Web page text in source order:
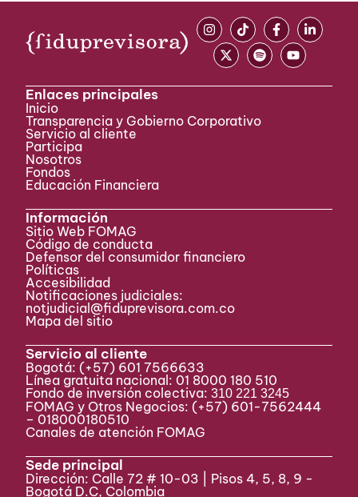
Enlaces principales
Inicio
Transparencia y Gobierno Corporativo
Servicio al cliente
Participa ​
Nosotros
Fondos
Educación Financiera
Información
Sitio Web FOMAG
Código de conducta
Defensor del consumidor financiero
Políticas
Accesibilidad
Notificaciones judiciales:
notjudicial@fiduprevisora.com.co
Mapa del sitio
Servicio al cliente
Bogotá: (+57) 601 7566633
Línea gratuita nacional: 01 8000 180 510
Fondo de inversión colectiva:310 221 3245
FOMAG y Otros Negocios: (+57) 601-7562444
– 018000180510
Canales de atención FOMAG
Sede principal
Dirección: Calle 72 # 10-03 | Pisos 4, 5, 8, 9 -
Bogotá D.C, Colombia